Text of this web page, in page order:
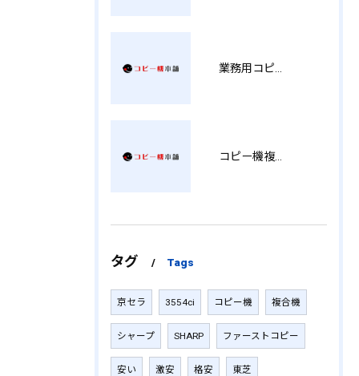
コピー機複合機の選び方と費用比較 MT
タグ Tags
京セラ 3554ci コピー機 複合機
シャープ SHARP ファーストコピー
安い 激安 格安 東芝